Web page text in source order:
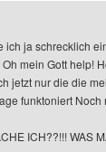
anzeigen
ich ja schrecklich
mein Gott help!
jetzt nur die die
funktoniert
ICH??!!! WAS